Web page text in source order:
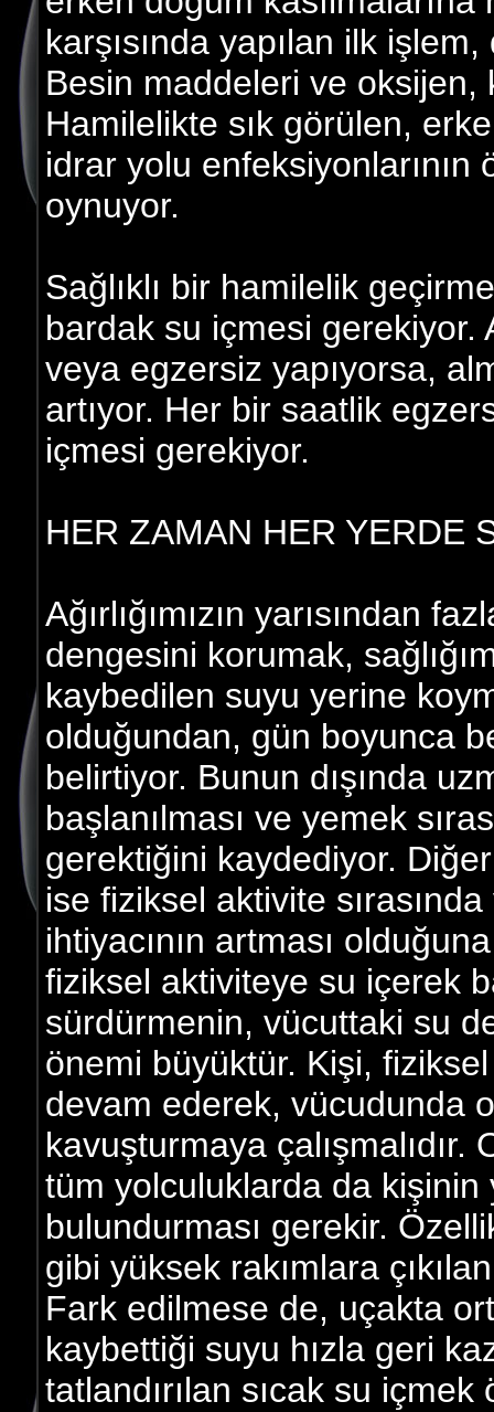
karşısında yapılan ilk
Besin maddeleri ve oksijen,
Hamilelikte sık görülen,
idrar yolu
oynuyor.
Sağlıklı bir hamilelik
bardak su içmesi gerekiyor.
veya egzersiz yapıyorsa,
artıyor. Her bir saatlik
içmesi gerekiyor.
HER ZAMAN HER YERDE
Ağırlığımızın yarısından
dengesini korumak,
kaybedilen suyu yerine
olduğundan, gün boyunca
belirtiyor. Bunun dışında
başlanılması ve yemek
gerektiğini kaydediyor.
ise fiziksel aktivite
ihtiyacının artması
fiziksel aktiviteye su içerek
sürdürmenin, vücuttaki su
önemi büyüktür. Kişi,
devam ederek, vücudunda
kavuşturmaya
tüm yolculuklarda da kişinin
bulundurması gerekir.
gibi yüksek rakımlara
Fark edilmese de, uçakta
kaybettiği suyu hızla geri
tatlandırılan sıcak su